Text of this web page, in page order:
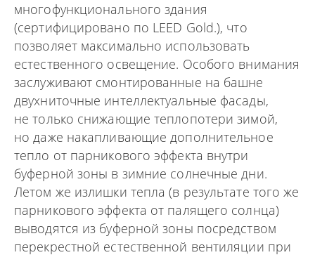
многофункционального здания
(сертифицировано по LEED Gold.), что
позволяет максимально использовать
естественного освещение. Особого внимания
заслуживают смонтированные на башне
двухниточные интеллектуальные фасады,
не только снижающие теплопотери зимой,
но даже накапливающие дополнительное
тепло от парникового эффекта внутри
буферной зоны в зимние солнечные дни.
Летом же излишки тепла (в результате того же
парникового эффекта от палящего солнца)
выводятся из буферной зоны посредством
перекрестной естественной вентиляции при